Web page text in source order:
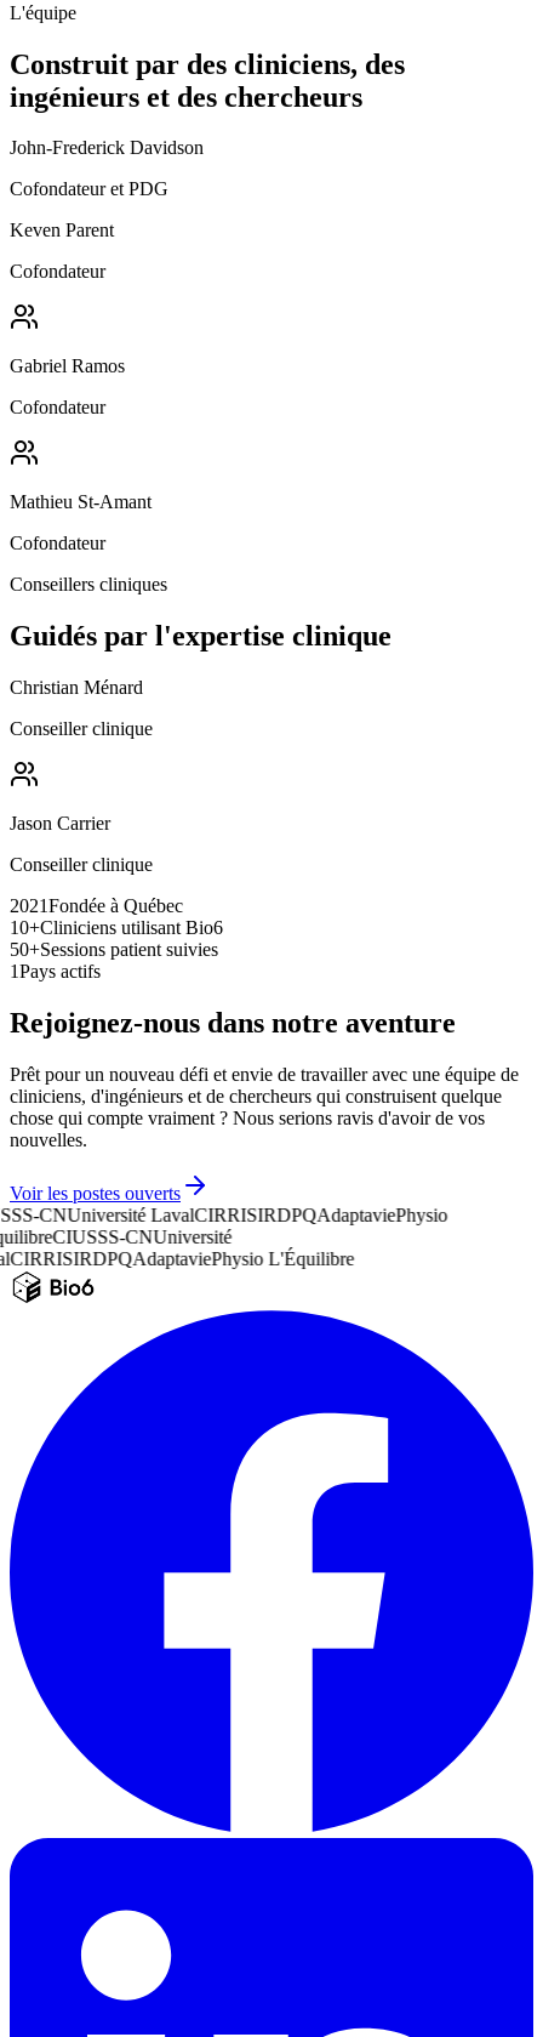
L'équipe
Construit par des cliniciens, des
ingénieurs et des chercheurs
John-Frederick Davidson
Cofondateur et PDG
Keven Parent
Cofondateur
Gabriel Ramos
Cofondateur
Mathieu St-Amant
Cofondateur
Conseillers cliniques
Guidés par l'expertise clinique
Christian Ménard
Conseiller clinique
Jason Carrier
Conseiller clinique
2021Fondée à Québec
10+Cliniciens utilisant Bio6
50+Sessions patient suivies
1Pays actifs
Rejoignez-nous dans notre aventure
Prêt pour un nouveau défi et envie de travailler avec une équipe de
cliniciens, d'ingénieurs et de chercheurs qui construisent quelque
chose qui compte vraiment ? Nous serions ravis d'avoir de vos
nouvelles.
Voir les postes ouverts
CNUniversité LavalCIRRISIRDPQAdaptaviePhysio
CIUSSS-CNUniversité
CIRRISIRDPQAdaptaviePhysio L'Équilibre